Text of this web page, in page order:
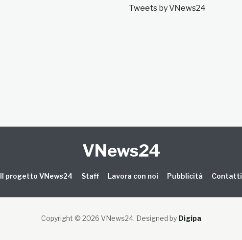
Tweets by VNews24
VNews24
Il progetto VNews24 Staff Lavora con noi Pubblicità Contatti
Copyright © 2026 VNews24. Designed by Digipa